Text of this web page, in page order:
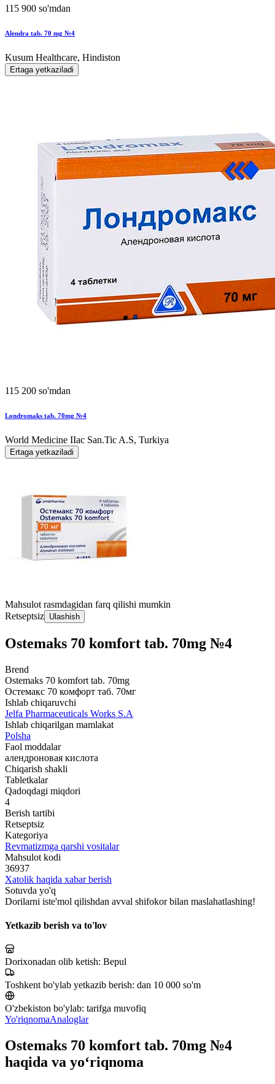
115 900 so'mdan
Alendra tab. 70 mg №4
Kusum Healthcare, Hindiston
Ertaga yetkaziladi
115 200 so'mdan
Londromaks tab. 70mg №4
World Мedicine IIac San.Tic A.S, Turkiya
Ertaga yetkaziladi
Mahsulot rasmdagidan farq qilishi mumkin
Retseptsiz Ulashish
Ostemaks 70 komfort tab. 70mg №4
Brend
Ostemaks 70 komfort tab. 70mg
Остемакс 70 комфорт таб. 70мг
Ishlab chiqaruvchi
Jelfa Pharmaceuticals Works S.A
Ishlab chiqarilgan mamlakat
Polsha
Faol moddalar
алендроновая кислота
Chiqarish shakli
Tabletkalar
Qadoqdagi miqdori
4
Berish tartibi
Retseptsiz
Kategoriya
Revmatizmga qarshi vositalar
Mahsulot kodi
36937
Xatolik haqida xabar berish
Sotuvda yo'q
Dorilarni iste'mol qilishdan avval shifokor bilan maslahatlashing!
Yetkazib berish va to'lov
Dorixonadan olib ketish: Bepul
Toshkent bo'ylab yetkazib berish: dan 10 000 so'm
O'zbekiston bo'ylab: tarifga muvofiq
Yo'riqnomaAnaloglar
Ostemaks 70 komfort tab. 70mg №4
haqida va yo‘riqnoma